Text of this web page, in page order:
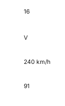
16
V
240 km/h
91